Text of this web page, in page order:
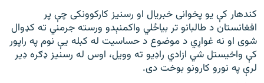
کندهار کې یو پخوانی خبریال او رسنیز کارکوونکی چې پر
افغانستان د طالبانو تر بیاځلي واکمنېدو ورسته جرمني ته کډوال
شوی او نه غواړي د موضوع د حساسیت له کبله یې نوم په راپور
کې واخیستل شي ازادي راډیو ته وویل، اوس له رسنیز ډګره ډیر
لرې په نورو کارونو بوخت دی.